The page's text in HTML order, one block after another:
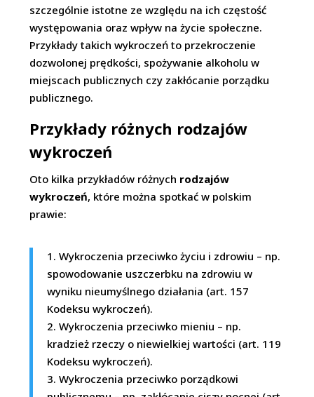
szczególnie istotne ze względu na ich częstość
występowania oraz wpływ na życie społeczne.
Przykłady takich wykroczeń to przekroczenie
dozwolonej prędkości, spożywanie alkoholu w
miejscach publicznych czy zakłócanie porządku
publicznego.
Przykłady różnych rodzajów
wykroczeń
Oto kilka przykładów różnych rodzajów
wykroczeń, które można spotkać w polskim
prawie:
1. Wykroczenia przeciwko życiu i zdrowiu – np.
spowodowanie uszczerbku na zdrowiu w
wyniku nieumyślnego działania (art. 157
Kodeksu wykroczeń).
2. Wykroczenia przeciwko mieniu – np.
kradzież rzeczy o niewielkiej wartości (art. 119
Kodeksu wykroczeń).
3. Wykroczenia przeciwko porządkowi